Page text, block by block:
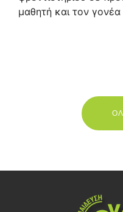
μαθητή και τον γονέα